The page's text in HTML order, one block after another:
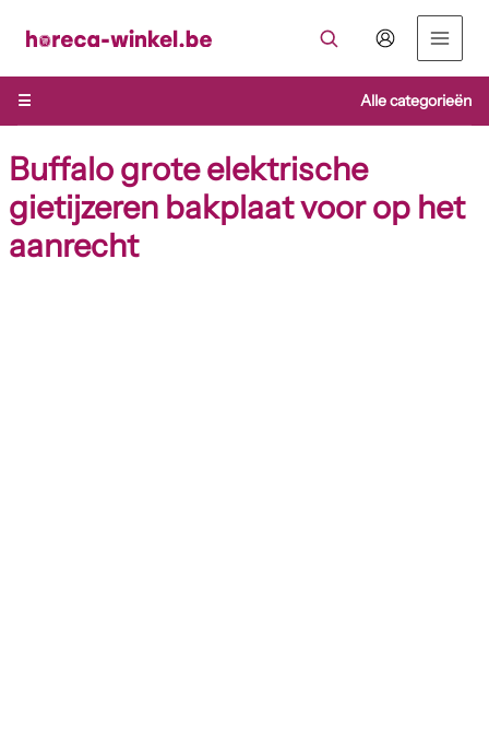
naar
inhoud
☰
Alle categorieën
Buffalo grote elektrische
gietijzeren bakplaat voor op het
aanrecht